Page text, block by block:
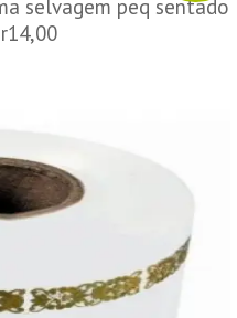
selvagem peq sentado